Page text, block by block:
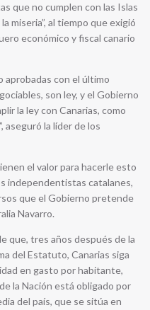
que no cumplen con las Islas
miseria”, al tiempo que exigió
económico y fiscal canario
aprobadas con el último
son ley, y el Gobierno
la ley con Canarias, como
aseguró la líder de los
el valor para hacerle esto
independentistas catalanes,
que el Gobierno pretende
Navarro.
que, tres años después de la
del Estatuto, Canarias siga
en gasto por habitante,
la Nación está obligado por
del país, que se sitúa en